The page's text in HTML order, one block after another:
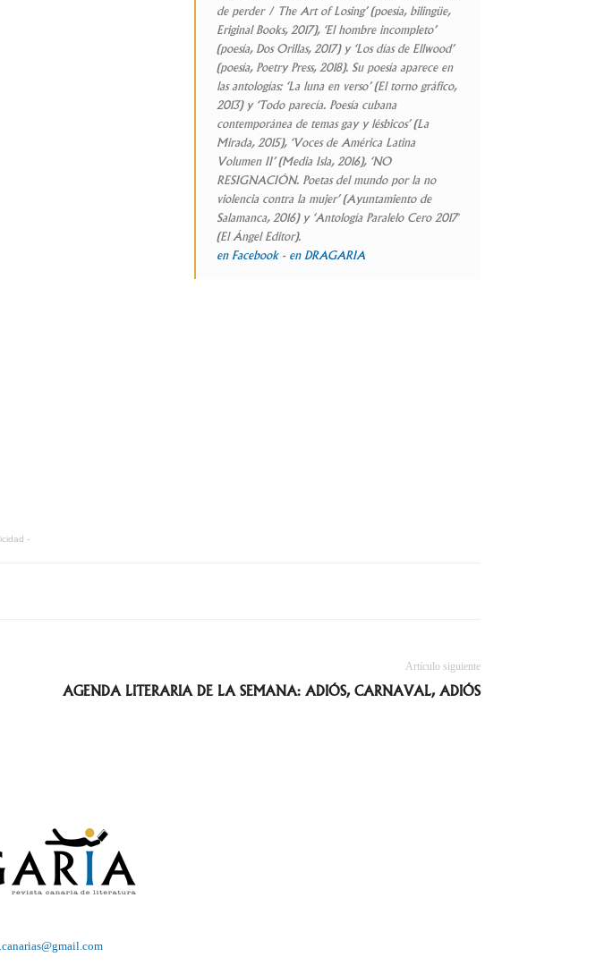
de perder / The Art of Losing’(poesía, bilingüe,
Eriginal Books, 2017), ‘El hombre incompleto’
(poesía, Dos Orillas, 2017) y ‘Los días de Ellwood’
(poesía, Poetry Press, 2018). Su poesía aparece en
las antologías: ‘La luna en verso’(El torno gráfico,
2013) y ‘Todo parecía. Poesía cubana
contemporánea de temas gay y lésbicos’(La
Mirada, 2015), ‘Voces de América Latina
Volumen II’ (Media Isla, 2016), ‘NO
RESIGNACIÓN. Poetas del mundo por la no
violencia contra la mujer’(Ayuntamiento de
Salamanca, 2016) y ‘Antología Paralelo Cero 2017′
(El Ángel Editor).
en Facebook- en DRAGARIA
-
Artículo siguiente
AGENDA LITERARIA DE LA SEMANA: ADIÓS, CARNAVAL, ADIÓS